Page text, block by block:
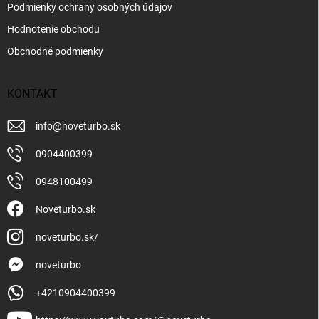
Podmienky ochrany osobných údajov
Hodnotenie obchodu
Obchodné podmienky
KONTAKT
info@noveturbo.sk
0904400399
0948100499
Noveturbo.sk
noveturbo.sk/
noveturbo
+4210904400399